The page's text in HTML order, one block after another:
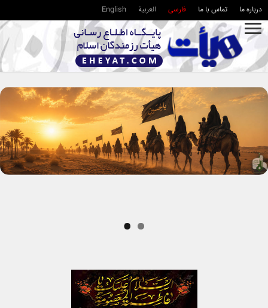
درباره ما تماس با ما فارسی العربية English